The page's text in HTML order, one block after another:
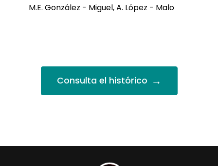
M.E. González - Miguel, A. López - Malo
Consulta el histórico →